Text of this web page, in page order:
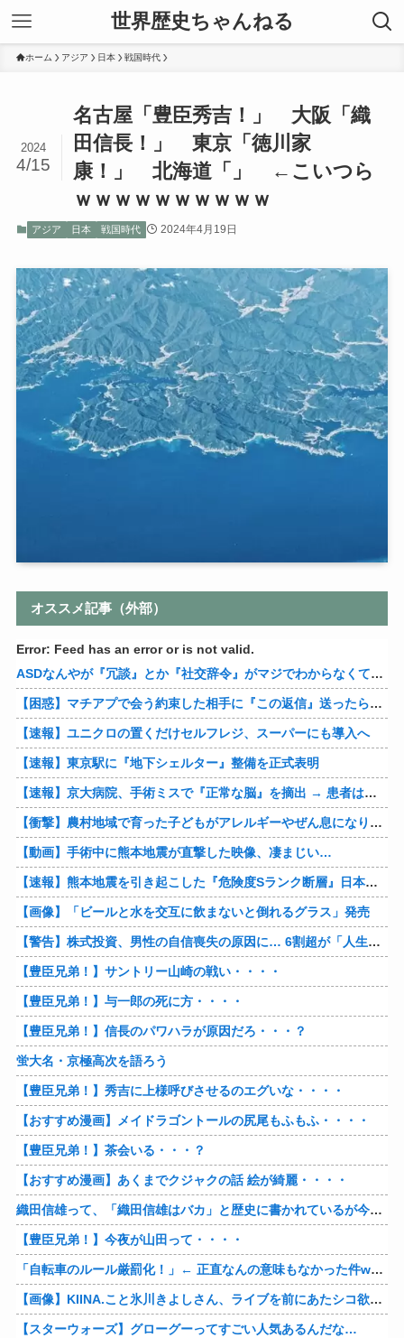
世界歴史ちゃんねる
ホーム アジア 日本 戦国時代
名古屋「豊臣秀吉！」 大阪「織
田信長！」 東京「徳川家
康！」 北海道「」 ←こいつら
ｗｗｗｗｗｗｗｗｗｗ
2024
4/15
アジア 日本 戦国時代 2024年4月19日
オススメ記事（外部）
Error: Feed has an error or is not valid.
ASDなんやが『冗談』とか『社交辞令』がマジでわからなくて怖い
【困惑】マチアプで会う約束した相手に『この返信』送ったらブロックされたんやが…
【速報】ユニクロの置くだけセルフレジ、スーパーにも導入へ
【速報】東京駅に『地下シェルター』整備を正式表明
【速報】京大病院、手術ミスで『正常な脳』を摘出 → 患者は自発呼吸不可能な植物状態に
【衝撃】農村地域で育った子どもがアレルギーやぜん息になりにくい『農場効果』を引き起こす細菌が判明
【動画】手術中に熊本地震が直撃した映像、凄まじい…
【速報】熊本地震を引き起こした『危険度Sランク断層』日本のド真ん中に10カ所もあると判明
【画像】「ビールと水を交互に飲まないと倒れるグラス」発売
【警告】株式投資、男性の自信喪失の原因に… 6割超が「人生の敗者」自認
【豊臣兄弟！】サントリー山崎の戦い・・・・
【豊臣兄弟！】与一郎の死に方・・・・
【豊臣兄弟！】信長のパワハラが原因だろ・・・？
蛍大名・京極高次を語ろう
【豊臣兄弟！】秀吉に上様呼びさせるのエグいな・・・・
【おすすめ漫画】メイドラゴントールの尻尾もふもふ・・・・
【豊臣兄弟！】茶会いる・・・？
【おすすめ漫画】あくまでクジャクの話 絵が綺麗・・・・
織田信雄って、「織田信雄はバカ」と歴史に書かれているが今まで家が残っているんでバカではないよな？
【豊臣兄弟！】今夜が山田って・・・・
「自転車のルール厳罰化！」← 正直なんの意味もなかった件www
【画像】KIINA.こと氷川きよしさん、ライブを前にあたシコ欲全開www
【スターウォーズ】グローグーってすごい人気あるんだな…